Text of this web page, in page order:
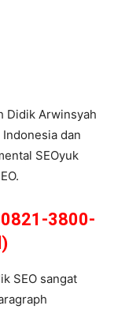
Didik Arwinsyah
dan
SEOyuk
0821-3800-
SEO sangat